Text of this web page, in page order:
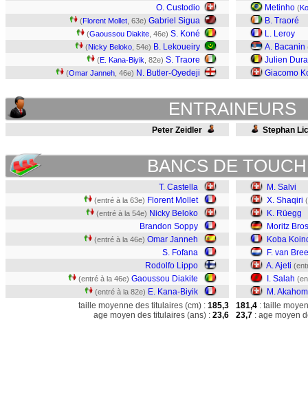
O. Custodio
(Florent Mollet , 63e) Gabriel Sigua
(Gaoussou Diakite , 46e) S. Koné
(Nicky Beloko , 54e) B. Lekoueiry
(E. Kana-Biyik , 82e) S. Traore
(Omar Janneh , 46e) N. Butler-Oyedeji
Metinho (
B. Traoré
L. Leroy
A. Bacanin
Julien
Giacomo
ENTRAINEURS
Peter Zeidler Stephan
BANCS DE
T. Castella
(entré à la 63e) Florent Mollet
(entré à la 54e) Nicky Beloko
Brandon Soppy
(entré à la 46e) Omar Janneh
S. Fofana
Rodolfo Lippo
(entré à la 46e) Gaoussou Diakite
(entré à la 82e) E. Kana-Biyik
M. Salvi
X. Shaqiri
K. Rüegg
Moritz
Koba
F. van
A. Ajeti
I. Salah
M.
taille moyenne des titulaires (cm) : 185,3
age moyen des titulaires (ans) : 23,6
181,4 : taille
23,7 : age moyen